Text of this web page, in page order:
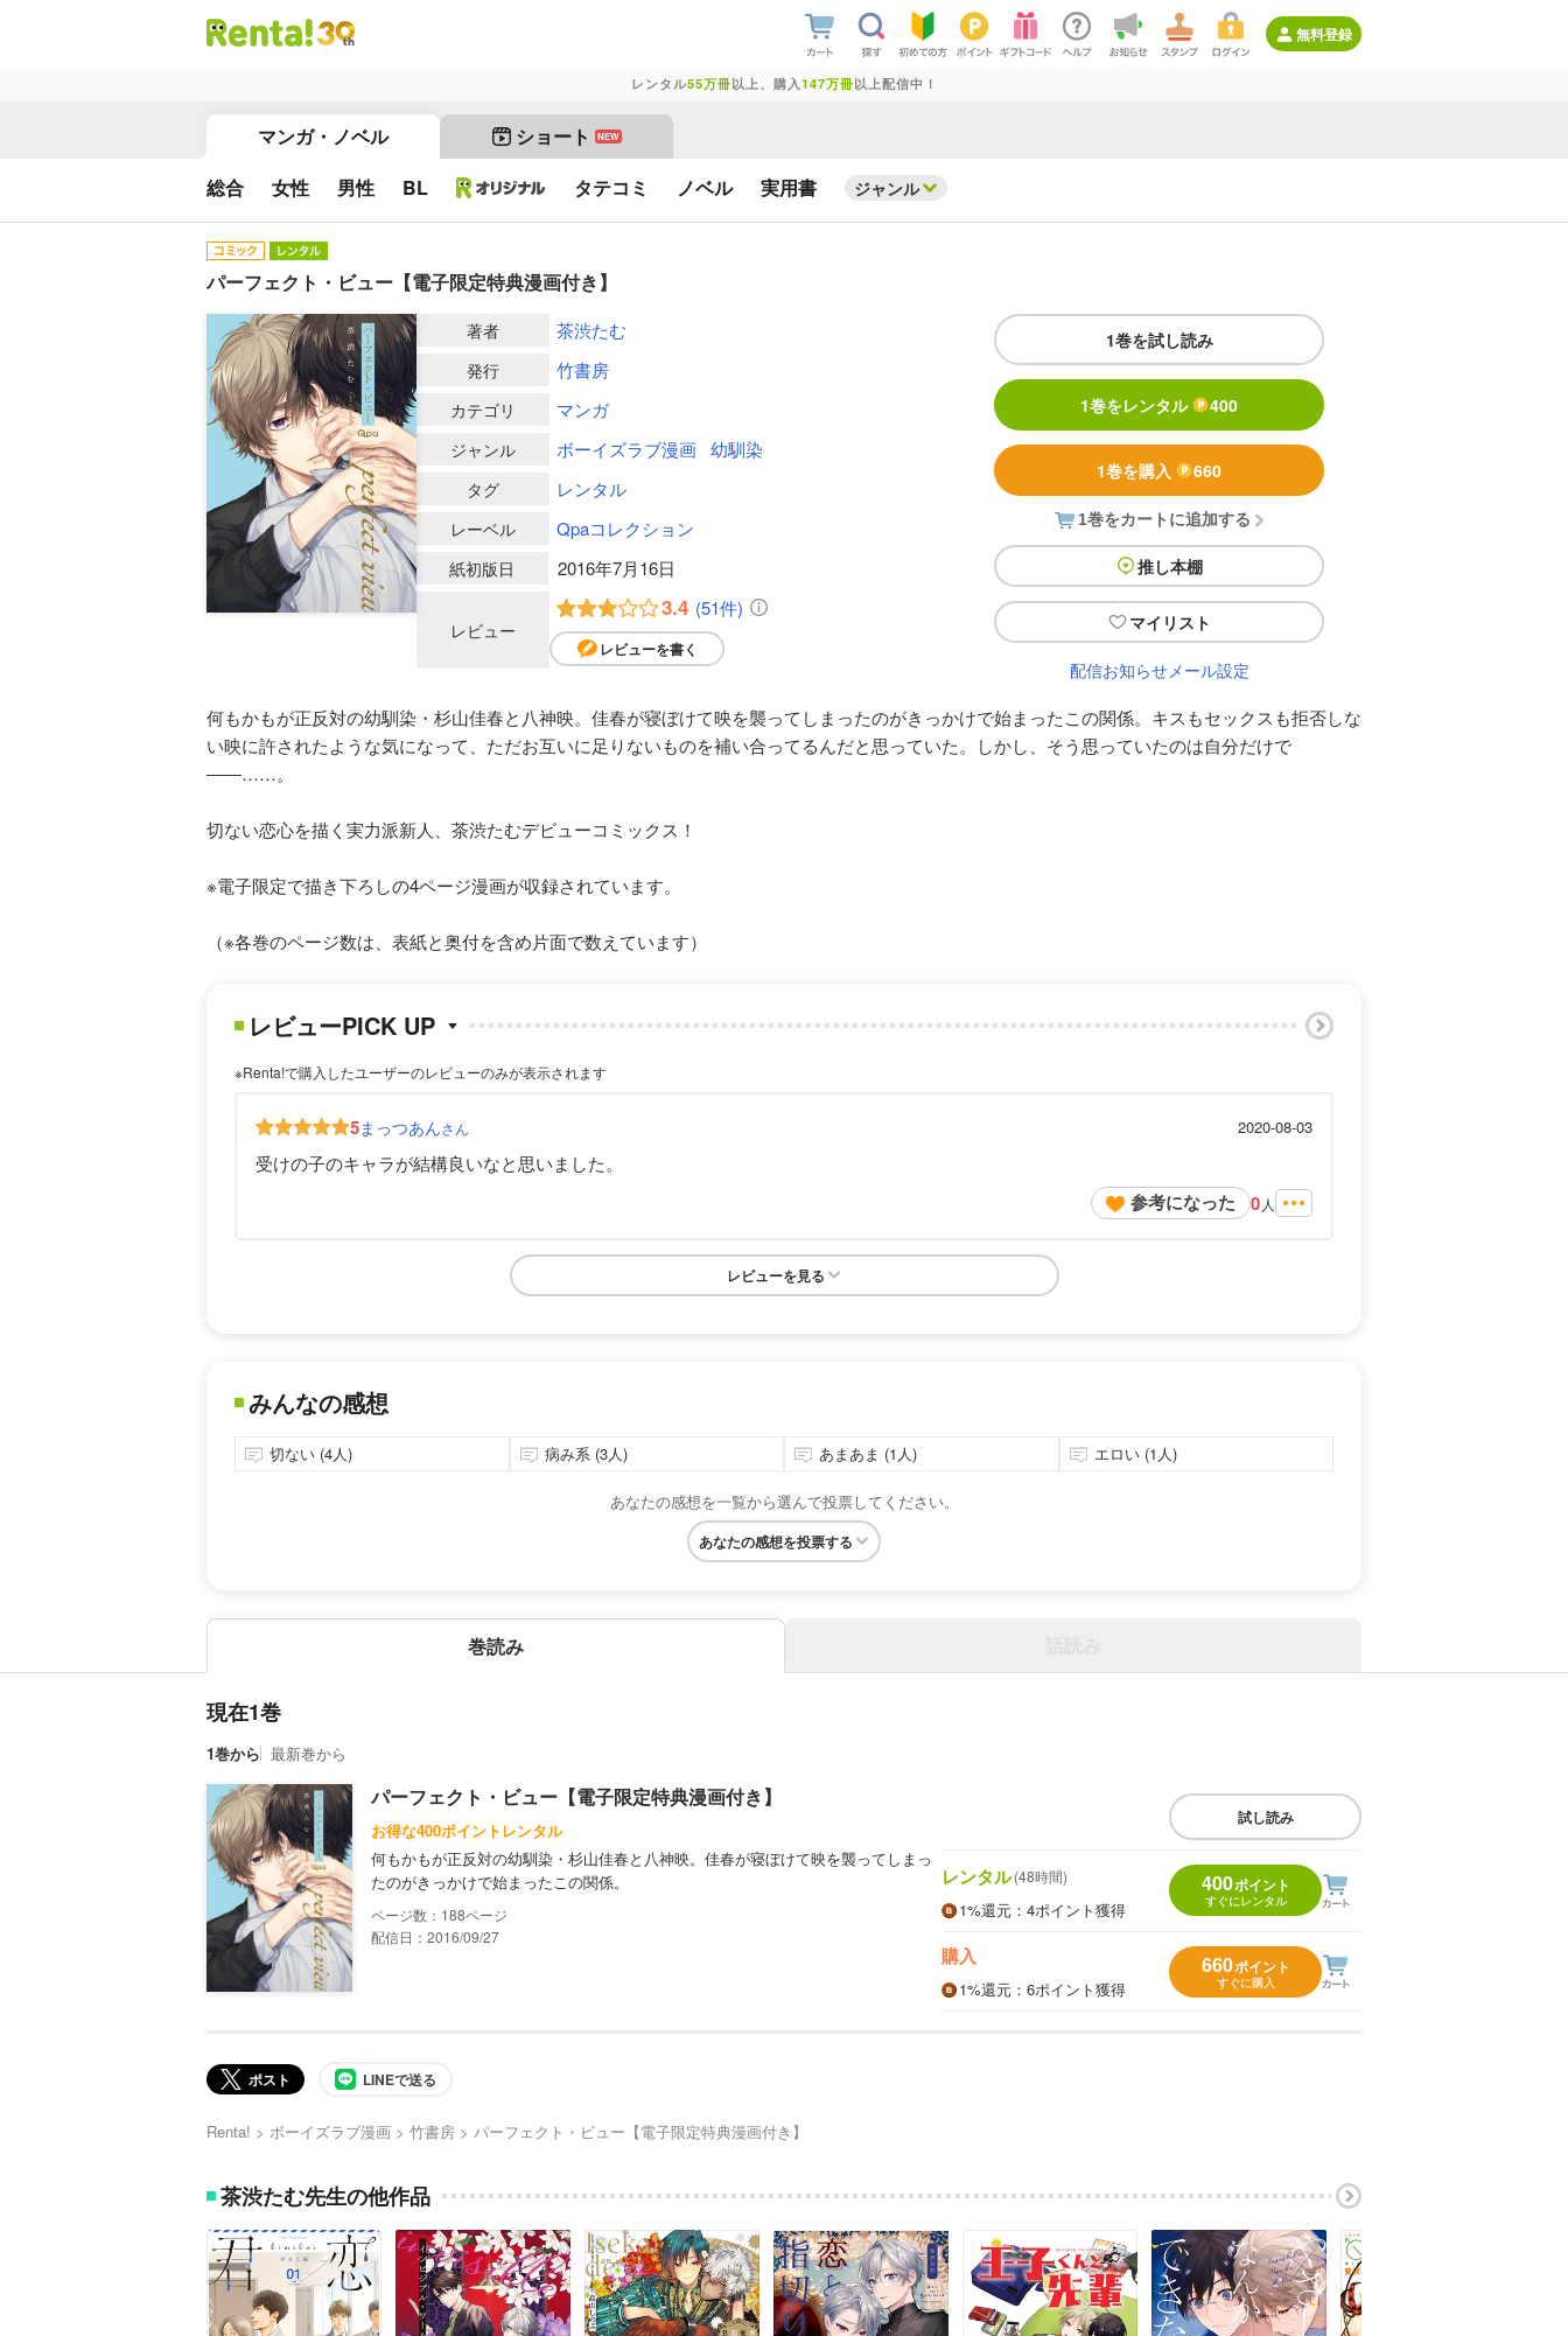
無料登録
レンタル55万冊以上、購入 147万冊以上配信中！
マンガ・ノベル ショート NEW
総合 女性 男性 BL タテコミ ノベル 実用書 ジャンル
パーフェクト・ビュー【電子限定特典漫画付き】
1巻を試し読み
1巻をレンタル 400
1巻を購入 660
1巻をカートに追加する
推し本棚
マイリスト
配信お知らせメール設定
著者 茶渋たむ
発行 竹書房
カテゴリ マンガ
ジャンル ボーイズラブ漫画 幼馴染
タグ レンタル
レーベル Qpaコレクション
紙初版日 2016年7月16日
レビュー
3.4 (51件)
レビューを書く
何もかもが正反対の幼馴染・杉山佳春と八神映。佳春が寝ぼけて映を襲ってしまったのがきっかけで始まったこの関係。キスもセックスも拒否しな
い映に許されたような気になって、ただお互いに足りないものを補い合ってるんだと思っていた。しかし、そう思っていたのは自分だけで
――……。
切ない恋心を描く実力派新人、茶渋たむデビューコミックス！
※電子限定で描き下ろしの4ページ漫画が収録されています。
（※各巻のページ数は、表紙と奥付を含め片面で数えています）
レビューPICK UP
※Renta!で購入したユーザーのレビューのみが表示されます
5まっつあんさん 2020-08-03
受けの子のキャラが結構良いなと思いました。
参考になった 0 人
レビューを見る
みんなの感想
切ない (4人) 病み系 (3人) あまあま (1人) エロい (1人)
あなたの感想を一覧から選んで投票してください。
あなたの感想を投票する
巻読み
現在1巻
1巻から 最新巻から
パーフェクト・ビュー【電子限定特典漫画付き】
お得な400ポイントレンタル
何もかもが正反対の幼馴染・杉山佳春と八神映。佳春が寝ぼけて映を襲ってしまっ
たのがきっかけで始まったこの関係。
188
配信日：2016/09/27
試し読み
レンタル(48時間)
1%還元 ：4ポイント獲得
400ポイント
すぐにレンタル
購入
1%還元 ：6ポイント獲得
660ポイント
すぐに購入
ポスト LINEで送る
Renta! ボーイズラブ漫画 竹書房 パーフェクト・ビュー【電子限定特典漫画付き】
茶渋たむ先生の他作品